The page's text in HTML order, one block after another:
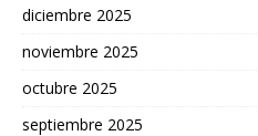
diciembre 2025
noviembre 2025
octubre 2025
septiembre 2025